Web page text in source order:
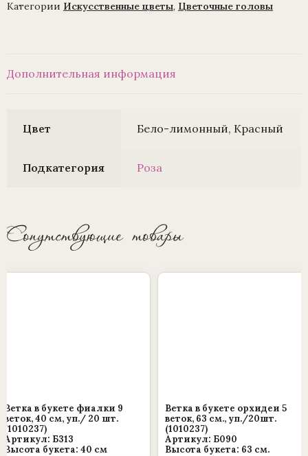
Категории Искусственные цветы, Цветочные головы
Дополнительная информация
Цвет Бело-лимонный, Красный
Подкатегория Роза
Сопутствующие товары
Ветка в букете фиалки 9
веток, 40 см, уп./ 20 шт.
(1010237)
Артикул: Б313
Высота букета: 40 см
Ветка в букете орхидеи 5
веток, 63 см., уп./20шт.
(1010237)
Артикул: Б090
Высота букета: 63 см.